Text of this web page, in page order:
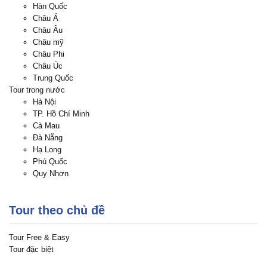
Hàn Quốc
Châu Á
Châu Âu
Châu mỹ
Châu Phi
Châu Úc
Trung Quốc
Tour trong nước
Hà Nội
TP. Hồ Chí Minh
Cà Mau
Đà Nẵng
Hạ Long
Phú Quốc
Quy Nhơn
Tour theo chủ đề
Tour Free & Easy
Tour đặc biệt